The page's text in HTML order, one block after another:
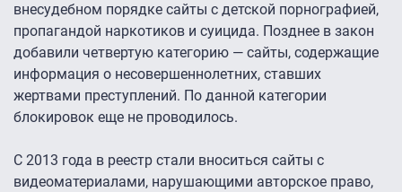
внесудебном порядке сайты с детской порнографией,
пропагандой наркотиков и суицида. Позднее в закон
добавили четвертую категорию — сайты, содержащие
информация о несовершеннолетних, ставших
жертвами преступлений. По данной категории
блокировок еще не проводилось.
С 2013 года в реестр стали вноситься сайты с
видеоматериалами, нарушающими авторское право,